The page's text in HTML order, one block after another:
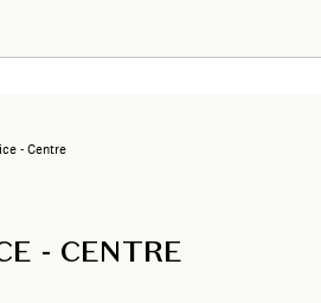
- Centre
- CENTRE